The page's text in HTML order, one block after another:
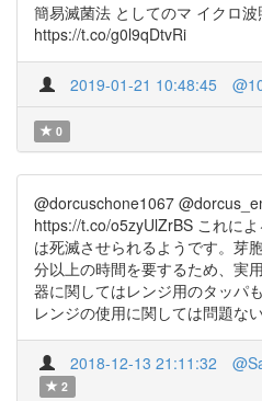
簡易滅菌法 としてのマ イクロ
https://t.co/g0l9qDtvRi
2019-01-21 10:48:45
0
@dorcuschone1067
https://t.co/o5zyUlZrBS これに
は死滅させられるようです。芽
分以上の時間を要するため、実
器に関してはレンジ用のタッパ
レンジの使用に関しては問題な
2018-12-13 21:11:32
2